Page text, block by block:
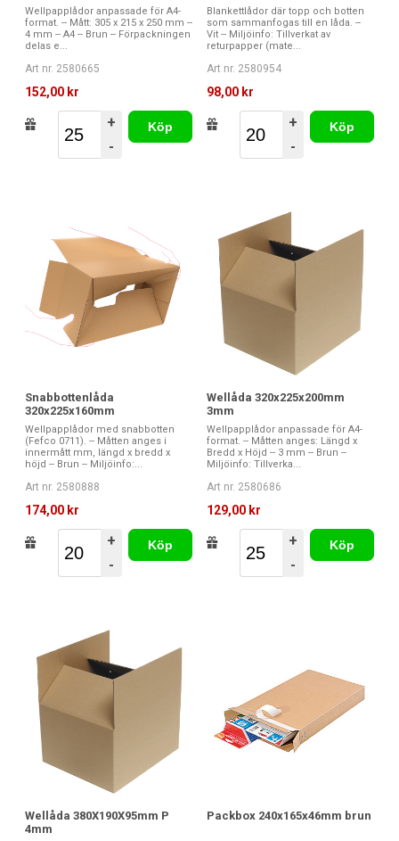
Wellpapplådor anpassade för A4-
format. -- Mått: 305 x 215 x 250 mm --
4 mm -- A4 -- Brun -- Förpackningen
delas e...
Art nr. 2580665
152,00 kr
+
-
Köp
Blankettlådor där topp och botten
som sammanfogas till en låda. --
Vit -- Miljöinfo: Tillverkat av
returpapper (mate...
Art nr. 2580954
98,00 kr
+
-
Köp
Snabbottenlåda
320x225x160mm
Wellpapplådor med snabbotten
(Fefco 0711). -- Måtten anges i
innermått mm, längd x bredd x
höjd -- Brun -- Miljöinfo:...
Art nr. 2580888
174,00 kr
+
-
Köp
Wellåda 320x225x200mm
3mm
Wellpapplådor anpassade för A4-
format. -- Måtten anges: Längd x
Bredd x Höjd -- 3 mm -- Brun --
Miljöinfo: Tillverka...
Art nr. 2580686
129,00 kr
+
-
Köp
Wellåda 380X190X95mm P
4mm
Packbox 240x165x46mm brun